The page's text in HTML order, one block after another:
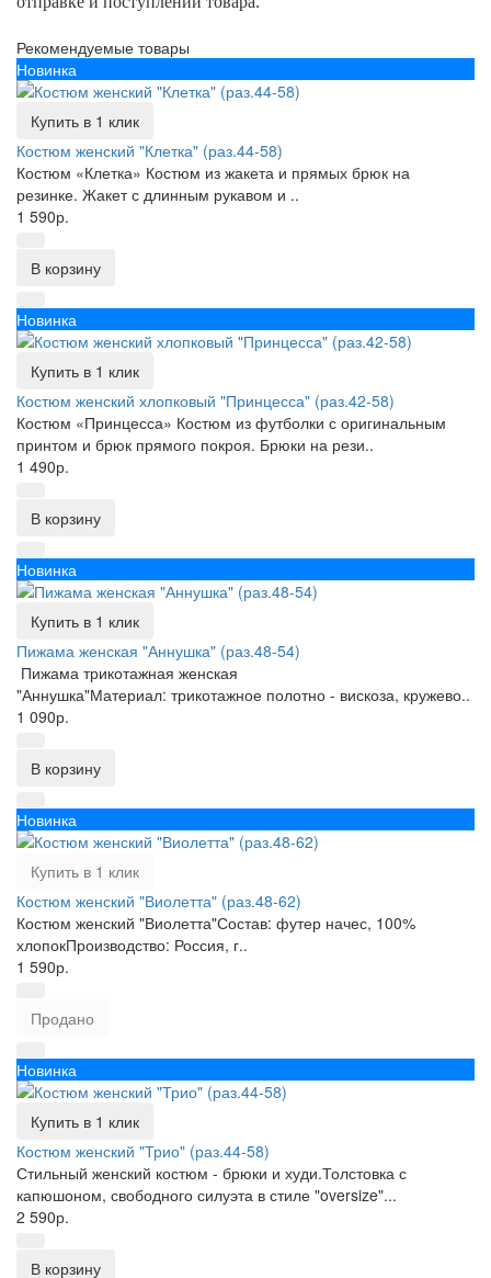
Рекомендуемые товары
Новинка
Купить в 1 клик
Костюм женский "Клетка" (раз.44-58)
Костюм «Клетка» Костюм из жакета и прямых брюк на
резинке. Жакет с длинным рукавом и ..
1 590р.
В корзину
Новинка
Купить в 1 клик
Костюм женский хлопковый "Принцесса" (раз.42-58)
Костюм «Принцесса» Костюм из футболки с оригинальным
принтом и брюк прямого покроя. Брюки на рези..
1 490р.
В корзину
Новинка
Купить в 1 клик
Пижама женская "Аннушка" (раз.48-54)
Пижама трикотажная женская
"Аннушка"Материал: трикотажное полотно - вискоза, кружево..
1 090р.
В корзину
Новинка
Купить в 1 клик
Костюм женский "Виолетта" (раз.48-62)
Костюм женский "Виолетта"Состав: футер начес, 100%
хлопокПроизводство: Россия, г..
1 590р.
Продано
Новинка
Купить в 1 клик
Костюм женский "Трио" (раз.44-58)
Стильный женский костюм - брюки и худи.Толстовка с
капюшоном, свободного силуэта в стиле "oversize"...
2 590р.
В корзину